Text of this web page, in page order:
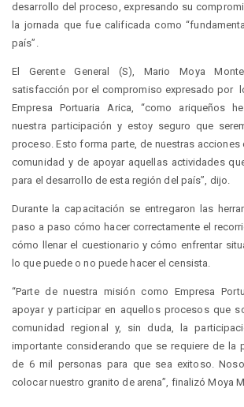
desarrollo del proceso, expresando su
la jornada que fue calificada como
país”.
El Gerente General (S), Mario Moya
satisfacción por el compromiso expresado por
Empresa Portuaria Arica, “como ariqueños
nuestra participación y estoy seguro que
proceso. Esto forma parte, de nuestras acciones
comunidad y de apoyar aquellas actividades
para el desarrollo de esta región del país”, dijo.
Durante la capacitación se entregaron las
paso a paso cómo hacer correctamente el
cómo llenar el cuestionario y cómo enfrentar
lo que puede o no puede hacer el censista.
“Parte de nuestra misión como Empresa
apoyar y participar en aquellos procesos que
comunidad regional y, sin duda, la
importante considerando que se requiere de la
de 6 mil personas para que sea exitoso.
colocar nuestro granito de arena”, finalizó Moya